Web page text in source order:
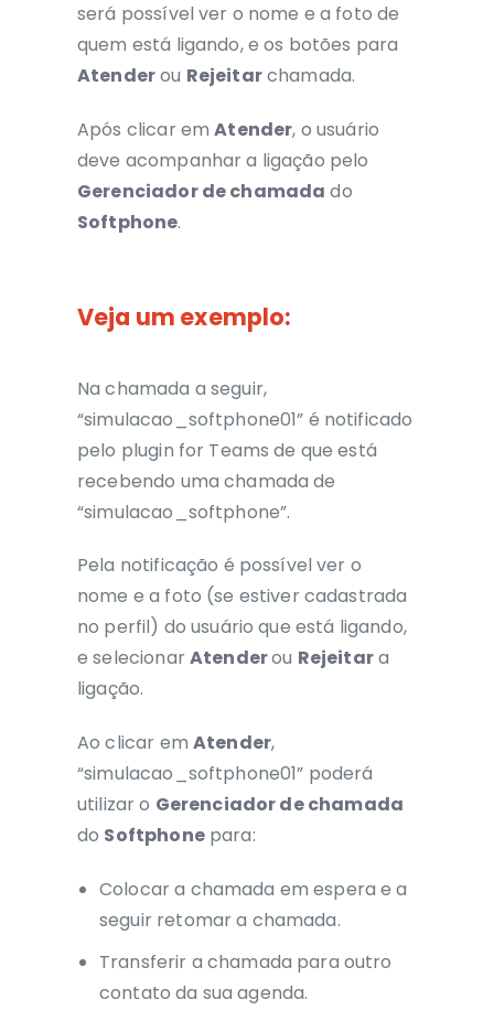
será possível ver o nome e a foto de
quem está ligando, e os botões para
Atenderou Rejeitarchamada.
Após clicar emAtender, o usuário
deve acompanhar a ligação pelo
Gerenciador de chamada do
Softphone.
Veja um exemplo:
Na chamada a seguir,
“simulacao_softphone01” é notificado
pelo plugin for Teams de que está
recebendo uma chamada de
“simulacao_softphone”.
Pela notificação é possível ver o
nome e a foto (se estiver cadastrada
no perfil) do usuário que está ligando,
e selecionarAtenderou Rejeitara
ligação.
Ao clicar em Atender,
“simulacao_softphone01” poderá
utilizar o Gerenciador de chamada
do Softphonepara:
Colocar a chamada em espera e a
seguir retomar a chamada.
Transferir a chamada para outro
contato da sua agenda.